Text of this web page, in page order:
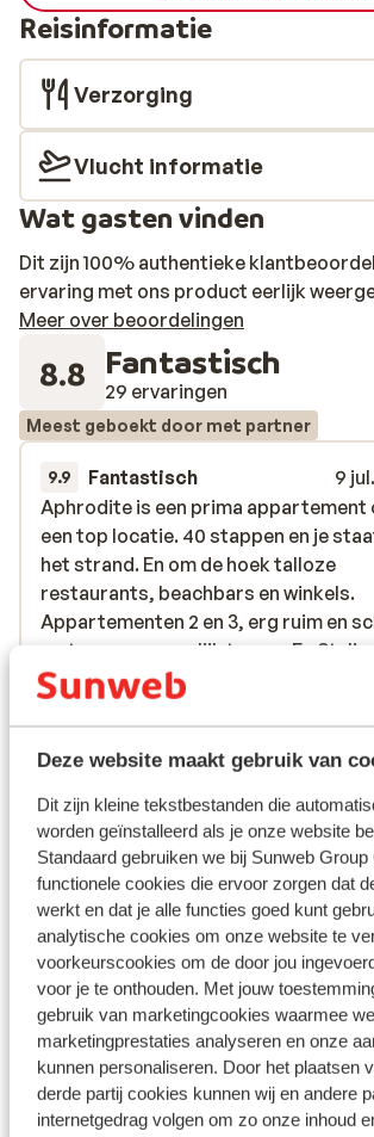
Deze website maakt gebruik van
Dit zijn kleine tekstbestanden die
worden geïnstalleerd als je onze website
Standaard gebruiken we bij Sunweb Group
functionele cookies die ervoor zorgen dat
werkt en dat je alle functies goed kunt
analytische cookies om onze website te
voorkeurscookies om de door jou
voor je te onthouden. Met jouw
gebruik van marketingcookies waarmee
marketingprestaties analyseren en onze
kunnen personaliseren. Door het plaatsen
derde partij cookies kunnen wij en andere
internetgedrag volgen om zo onze inhoud
Reisinformatie
Verzorging
Vlucht informatie
Wat gasten vinden
Dit zijn 100% authentieke
ervaring met ons product eerlijk
Meer over beoordelingen
8.8 Fantastisch
29 ervaringen
Meest geboekt door met partner
9.9 Fantastisch
9
Aphrodite is een prima appartement
een top locatie. 40 stappen en je
het strand. En om de hoek talloze
restaurants, beachbars en winkels.
Appartementen 2 en 3, erg ruim en
met een gezamenlijk terras. En Stelios
super aardige en rustige gastheer.
Aphrodite is een prima appartement
een top locatie. 40 stappen en je
het strand. En om de hoek talloze
restaurants, beachbars en winkels.
Appartementen 2 en 3, erg ruim en
met een gezamenlijk terras. En Stelios
super aardige en rus...
Ramon, Linda en Briggitte
Met partner
Ligging
Bekijk op kaart
In de buurt